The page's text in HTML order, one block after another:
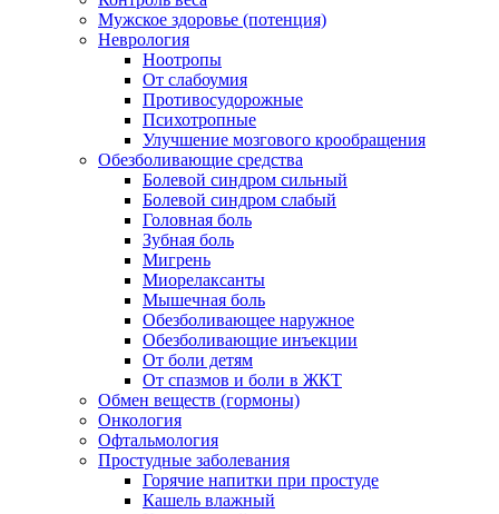
Мужское здоровье (потенция)
Неврология
Ноотропы
От слабоумия
Противосудорожные
Психотропные
Улучшение мозгового крообращения
Обезболивающие средства
Болевой синдром сильный
Болевой синдром слабый
Головная боль
Зубная боль
Мигрень
Миорелаксанты
Мышечная боль
Обезболивающее наружное
Обезболивающие инъекции
От боли детям
От спазмов и боли в ЖКТ
Обмен веществ (гормоны)
Онкология
Офтальмология
Простудные заболевания
Горячие напитки при простуде
Кашель влажный